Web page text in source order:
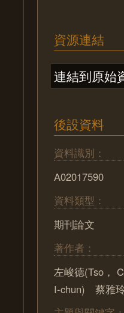
資源連結
連結到原始
後設資料
資料識別：
A02017590
資料類型：
期刊論文
著作者：
左峻德(Tso，
I-chun) 蔡雅